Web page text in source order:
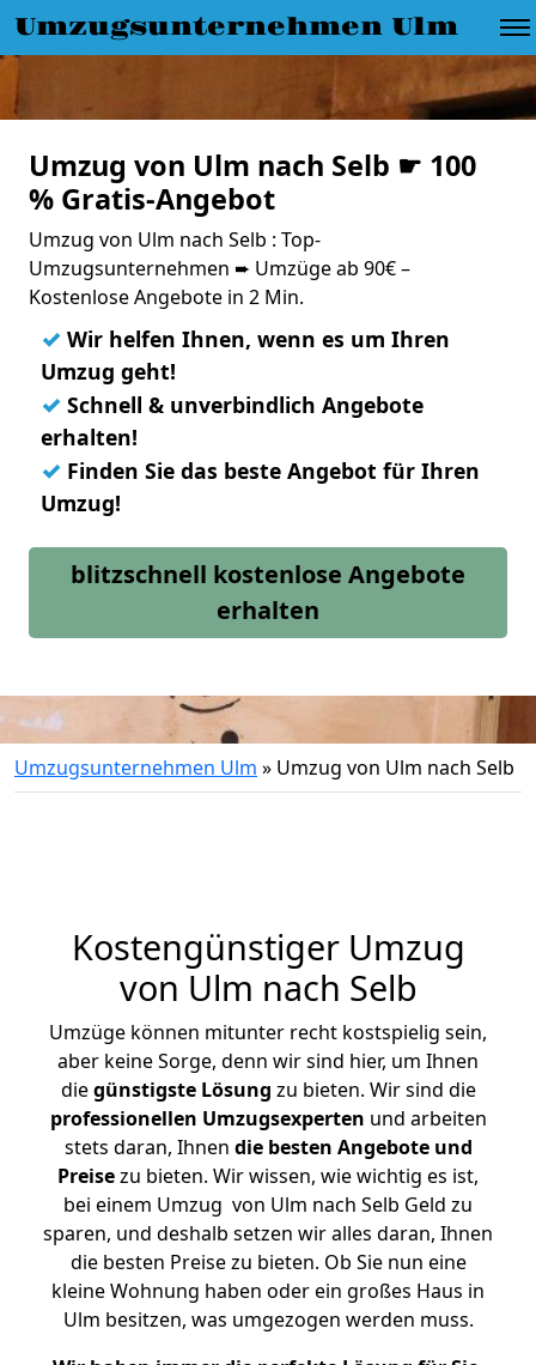
Umzugsunternehmen Ulm
Umzug von Ulm nach Selb ☛ 100
% Gratis-Angebot
Umzug von Ulm nach Selb : Top-
Umzugsunternehmen ➨ Umzüge ab 90€ –
Kostenlose Angebote in 2 Min.
✓ Wir helfen Ihnen, wenn es um Ihren
Umzug geht!
✓ Schnell & unverbindlich Angebote
erhalten!
✓ Finden Sie das beste Angebot für Ihren
Umzug!
blitzschnell kostenlose Angebote
erhalten
Umzugsunternehmen Ulm » Umzug von Ulm nach Selb
Kostengünstiger Umzug
von Ulm nach Selb
Umzüge können mitunter recht kostspielig sein,
aber keine Sorge, denn wir sind hier, um Ihnen
diegünstigste Lösung zu bieten. Wir sind die
professionellen Umzugsexperten und arbeiten
stets daran, Ihnen die besten Angebote und
Preisezu bieten. Wir wissen, wie wichtig es ist,
bei einem Umzug von Ulm nach Selb Geld zu
sparen, und deshalb setzen wir alles daran, Ihnen
die besten Preise zu bieten. Ob Sie nun eine
kleine Wohnung haben oder ein großes Haus in
Ulm besitzen, was umgezogen werden muss.